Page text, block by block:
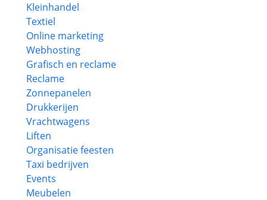
Kleinhandel
Textiel
Online marketing
Webhosting
Grafisch en reclame
Reclame
Zonnepanelen
Drukkerijen
Vrachtwagens
Liften
Organisatie feesten
Taxi bedrijven
Events
Meubelen